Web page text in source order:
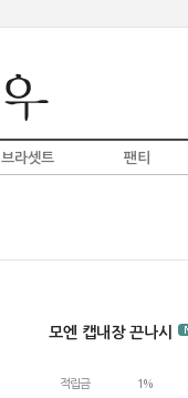
브라셋트 팬티
모엔 캡내장 끈나시
적립금
1%